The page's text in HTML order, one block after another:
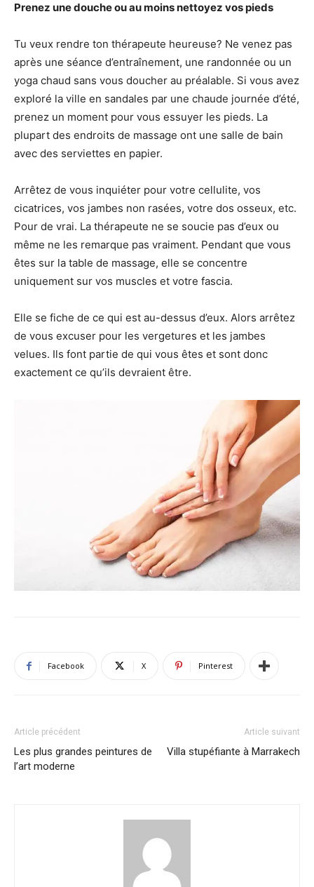
Prenez une douche ou au moins nettoyez vos pieds
Tu veux rendre ton thérapeute heureuse? Ne venez pas
après une séance d’entraînement, une randonnée ou un
yoga chaud sans vous doucher au préalable. Si vous avez
exploré la ville en sandales par une chaude journée d’été,
prenez un moment pour vous essuyer les pieds. La
plupart des endroits de massage ont une salle de bain
avec des serviettes en papier.
Arrêtez de vous inquiéter pour votre cellulite, vos
cicatrices, vos jambes non rasées, votre dos osseux, etc.
Pour de vrai. La thérapeute ne se soucie pas d’eux ou
même ne les remarque pas vraiment. Pendant que vous
êtes sur la table de massage, elle se concentre
uniquement sur vos muscles et votre fascia.
Elle se fiche de ce qui est au-dessus d’eux. Alors arrêtez
de vous excuser pour les vergetures et les jambes
velues. Ils font partie de qui vous êtes et sont donc
exactement ce qu’ils devraient être.
Facebook X Pinterest
Article précédent
Les plus grandes peintures de
l’art moderne
Article suivant
Villa stupéfiante à Marrakech